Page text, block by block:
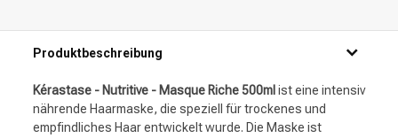
Produktbeschreibung
Kérastase - Nutritive - Masque Riche 500ml ist eine intensiv
nährende Haarmaske, die speziell für trockenes und
empfindliches Haar entwickelt wurde. Die Maske ist